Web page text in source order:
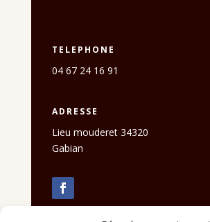
TELEPHONE
04 67 24 16 91
ADRESSE
Lieu mouderet 34320
Gabian